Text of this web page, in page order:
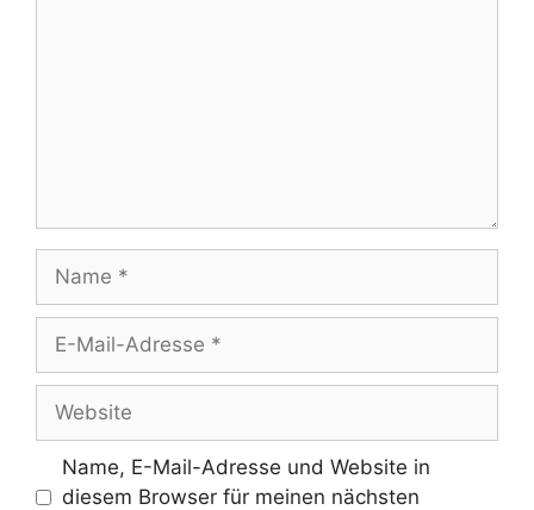
Mail-
Adresse
Name, E-Mail-Adresse und Website in
diesem Browser für meinen nächsten